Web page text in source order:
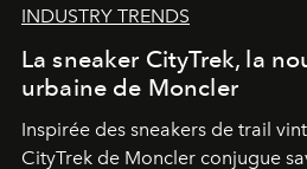
INDUSTRY TRENDS
La sneaker CityTrek, la
urbaine de Moncler
Inspirée des sneakers de trail
CityTrek de Moncler conjugue